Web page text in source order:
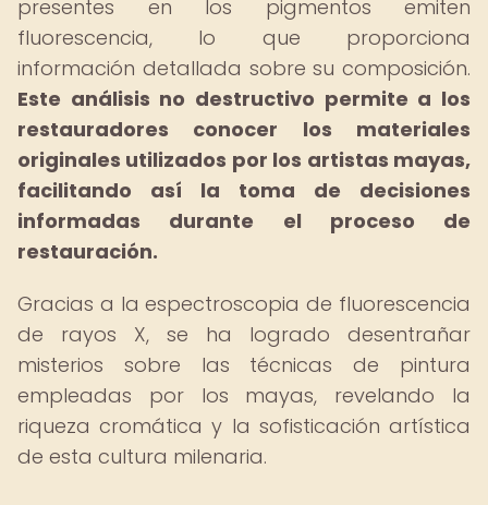
presentes en los pigmentos emiten
fluorescencia, lo que proporciona
información detallada sobre su composición.
Este análisis no destructivo permite a los
restauradores conocer los materiales
originales utilizados por los artistas mayas,
facilitando así la toma de decisiones
informadas durante el proceso de
restauración.
Gracias a la espectroscopia de fluorescencia
de rayos X, se ha logrado desentrañar
misterios sobre las técnicas de pintura
empleadas por los mayas, revelando la
riqueza cromática y la sofisticación artística
de esta cultura milenaria.